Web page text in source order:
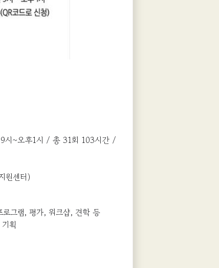
시~오후1시 / 총 31회 103시간 /
원센터)
그램, 평가, 워크샵, 견학 등
획